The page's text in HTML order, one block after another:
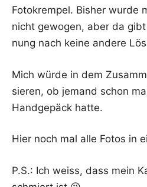
Foto­krem­pel. Bis­her wur­de
nicht gewo­gen, aber da
nung nach kei­ne ande­re
Mich wür­de in dem
sie­ren, ob jemand schon
Hand­ge­päck hatte.
Hier noch mal alle Fotos in
P.S.: Ich weiss, dass mein